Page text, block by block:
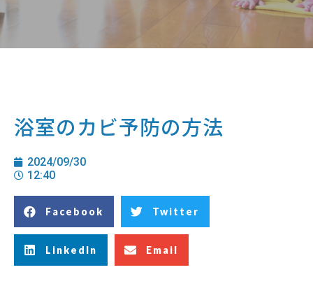
浴室のカビ予防の方法
2024/09/30
12:40
Facebook Twitter
LinkedIn Email